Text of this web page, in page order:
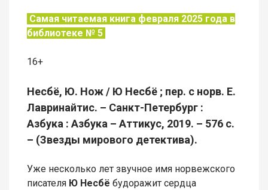
Самая читаемая книга февраля 2025 года в
библиотеке № 5
16+
Несбё, Ю. Нож / Ю Несбё ; пер. с норв. Е.
Лавринайтис. – Санкт-Петербург :
Азбука : Азбука – Аттикус, 2019. – 576 с.
– (Звезды мирового детектива).
Уже несколько лет звучное имя норвежского
писателя Ю Несбё будоражит сердца